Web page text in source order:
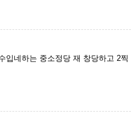
네하는 중소정당 재 창당하고 2찍